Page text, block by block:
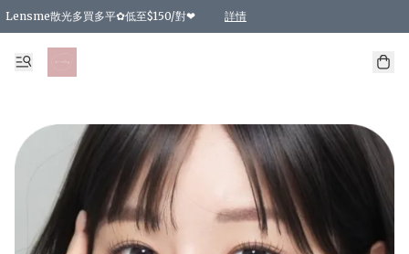
Lensme散光多買多平✿低至$150/對❤ 詳情
台灣Karacon⁩✧日拋 特價清貨❁⃘
日本韓國多款日/月拋現貨☼ 特價❤︎數量有限 售完即止
🇰🇷韓國多款月拋現貨 特價兩對$99✿數量有限 售完即止♫
精選商品，任選買2件或以上9 折；買4件或以上85 折；買6件或以上8 折
精選商品，任選買2件HKD 140.00；買4件HKD 260.00
精選商品，任選買2件HKD 190.00；買4件HKD 360.00
精選商品，任選買2件HKD 110.00；買4件HKD 180.00
精選商品，任選買2件HKD 170.00；買4件HKD 320.00
精選商品，任選買2件或以上減HKD 148.00
精選商品，任選買2件或以上減HKD 148.00
精選商品，任選買2件或以上95 折；買4件或以上9 折；買6件或以上85 折；買8件
精選商品，任選買12件或以上87 折
精選商品，任選買2件或以上減HKD 16.00；買4件或以上減HKD 32.00；買6
精選商品，任選買2件或以上95 折；買4件或以上9 折；買8件或以上85 折；買12
購物滿 HKD 800.00即享免運費優惠！（適用於 特定的送貨方式 )